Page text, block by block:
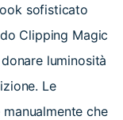
sofisticato
Clipping Magic
luminosità
Le
che